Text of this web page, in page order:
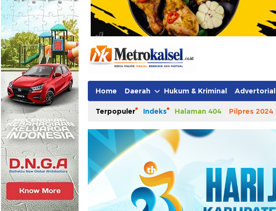
Home Daerah Hukum & Kriminal Advertorial
Terpopuler Indeks Halaman 404 Pilpres 2024